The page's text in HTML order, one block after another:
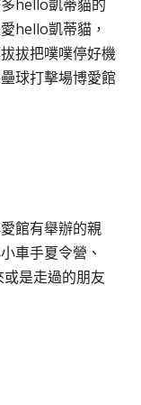
hello凱蒂貓的
hello凱蒂貓，
拔把噗噗停好機
球打擊場博愛館
館有舉辦的親
車手夏令營、
或是走過的朋友